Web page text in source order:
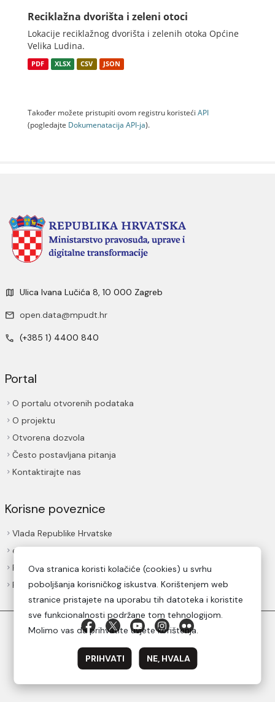
Reciklažna dvorišta i zeleni otoci
Lokacije reciklažnog dvorišta i zelenih otoka Općine
Velika Ludina.
PDF XLSX CSV JSON
Također možete pristupiti ovom registru koristeći API
(pogledajte Dokumenаtаcijа API-jа).